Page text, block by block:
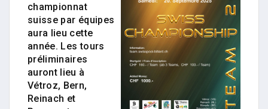
championnat
suisse par équipes
aura lieu cette
année. Les tours
préliminaires
auront lieu à
Vétroz, Bern,
Reinach et